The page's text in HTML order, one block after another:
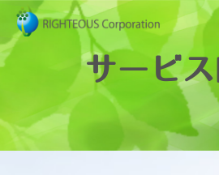
サービ
HOME
会社情報
サービス内容
ナノバサラ
代表者挨拶・企業